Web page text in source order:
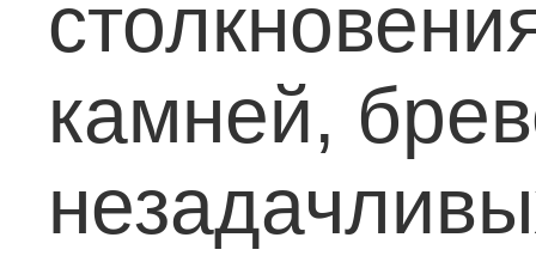
камней,